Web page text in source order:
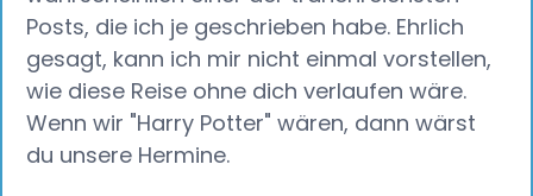
Posts, die ich je geschrieben habe. Ehrlich
gesagt, kann ich mir nicht einmal vorstellen,
wie diese Reise ohne dich verlaufen wäre.
Wenn wir "Harry Potter" wären, dann wärst
du unsere Hermine.